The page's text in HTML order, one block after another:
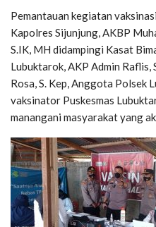
Pemantauan kegiatan
Kapolres Sijunjung, AKBP
S.IK, MH didampingi Kasat
Lubuktarok, AKP Admin Raflis,
Rosa, S. Kep, Anggota Polsek
vaksinator Puskesmas
manangani masyarakat yang